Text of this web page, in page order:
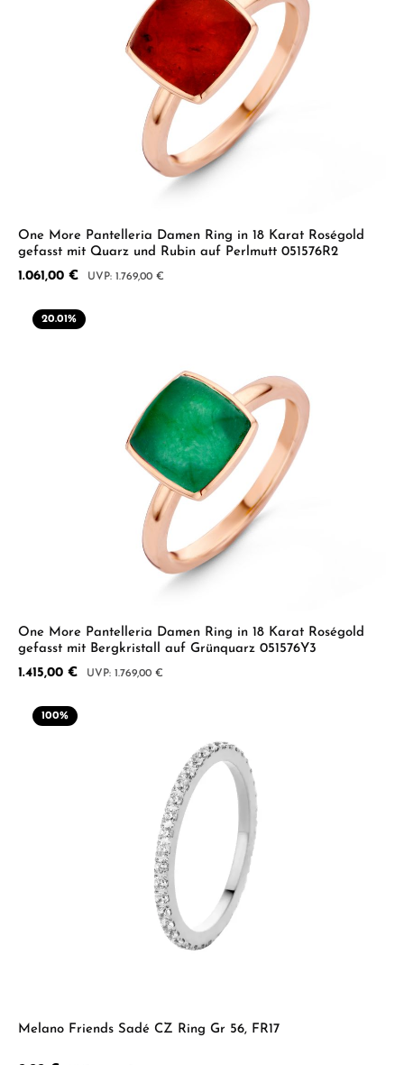
One More Pantelleria Damen Ring in 18 Karat Roségold
gefasst mit Quarz und Rubin auf Perlmutt 051576R2
Verkaufspreis:
1.061,00 € Regulärer Preis:
1.769,00 €
20.01%
One More Pantelleria Damen Ring in 18 Karat Roségold
gefasst mit Bergkristall auf Grünquarz 051576Y3
Verkaufspreis:
1.415,00 € Regulärer Preis:
1.769,00 €
100%
Melano Friends Sadé CZ Ring Gr 56, FR17